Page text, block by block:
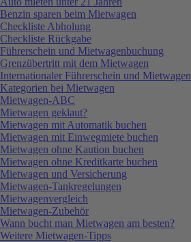
Benzin sparen beim Mietwagen
Checkliste Abholung
Checkliste Rückgabe
Führerschein und Mietwagenbuchung
Grenzübertritt mit dem Mietwagen
Internationaler Führerschein und Mietwagen
Kategorien bei Mietwagen
Mietwagen-ABC
Mietwagen geklaut?
Mietwagen mit Automatik buchen
Mietwagen mit Einwegmiete buchen
Mietwagen ohne Kaution buchen
Mietwagen ohne Kreditkarte buchen
Mietwagen und Versicherung
Mietwagen-Tankregelungen
Mietwagenvergleich
Mietwagen-Zubehör
Wann bucht man Mietwagen am besten?
Weitere Mietwagen-Tipps